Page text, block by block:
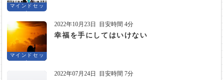
マインドセッ
ト
マインドセッ
ト
2022年10月23日 目安時間 4分
幸福を手にしてはいけない
2022年07月24日 目安時間 7分